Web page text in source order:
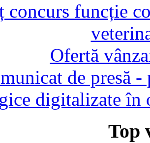
concurs funcție
Ofertă
de presă
digitalizate în
Top